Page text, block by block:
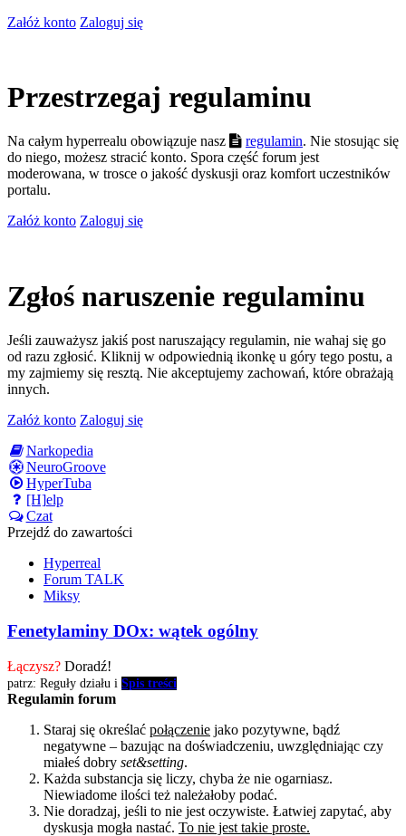
Załóż konto Zaloguj się
Przestrzegaj regulaminu
Na całym hyperrealu obowiązuje nasz regulamin. Nie stosując się
do niego, możesz stracić konto. Spora część forum jest
moderowana, w trosce o jakość dyskusji oraz komfort uczestników
portalu.
Załóż konto Zaloguj się
Zgłoś naruszenie regulaminu
Jeśli zauważysz jakiś post naruszający regulamin, nie wahaj się go
od razu zgłosić. Kliknij w odpowiednią ikonkę u góry tego postu, a
my zajmiemy się resztą. Nie akceptujemy zachowań, które obrażają
innych.
Załóż konto Zaloguj się
Narkopedia
NeuroGroove
HyperTuba
[H]elp
Czat
Przejdź do zawartości
Hyperreal
Forum TALK
Miksy
Fenetylaminy DOx: wątek ogólny
Łączysz? Doradź!
patrz: Reguły działu i Spis treści
Regulamin forum
Staraj się określać połączenie jako pozytywne, bądź
negatywne – bazując na doświadczeniu, uwzględniając czy
miałeś dobry set&setting.
Każda substancja się liczy, chyba że nie ogarniasz.
Niewiadome ilości też należałoby podać.
Nie doradzaj, jeśli to nie jest oczywiste. Łatwiej zapytać, aby
dyskusja mogła nastać. To nie jest takie proste.